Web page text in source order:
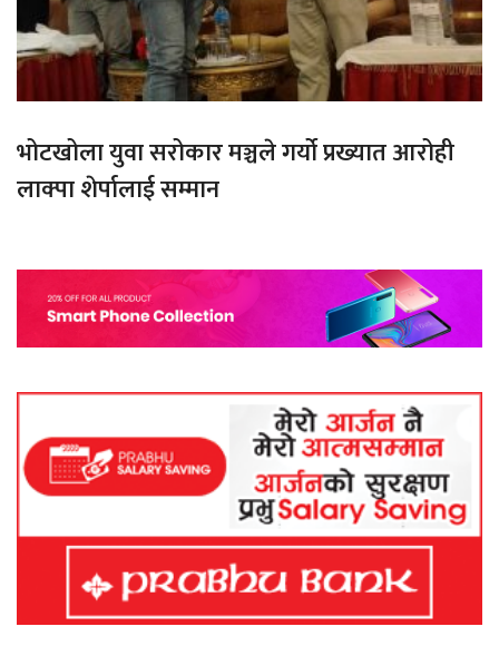
भोटखोला युवा सरोकार मञ्चले गर्यो प्रख्यात आरोही
लाक्पा शेर्पालाई सम्मान